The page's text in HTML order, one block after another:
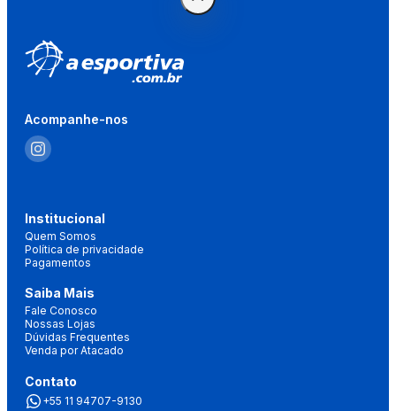
Acompanhe-nos
Institucional
Quem Somos
Política de privacidade
Pagamentos
Saiba Mais
Fale Conosco
Nossas Lojas
Dúvidas Frequentes
Venda por Atacado
Contato
+55 11 94707-9130